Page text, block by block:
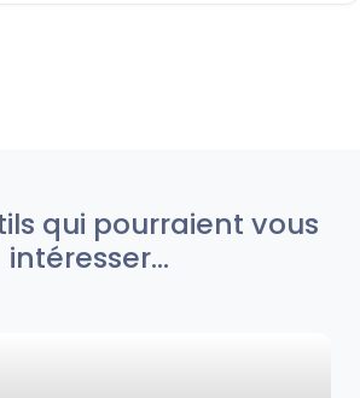
qui pourraient vous
intéresser...